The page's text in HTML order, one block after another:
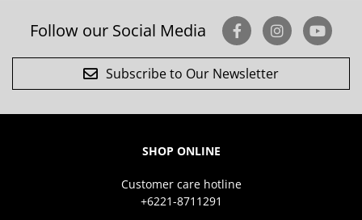
Follow our Social Media
Subscribe to Our Newsletter
SHOP ONLINE
Customer care hotline
+6221-8711291